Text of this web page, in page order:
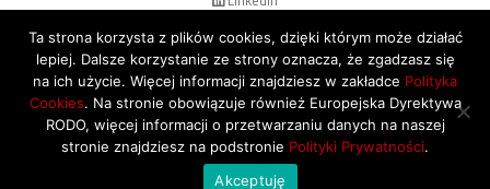
© 2026 Copyright by SiegStar. All rights
reserved
Regulamin Shipping
Ta strona korzysta z plików cookies, dzięki którym może działać
lepiej. Dalsze korzystanie ze strony oznacza, że zgadzasz się
na ich użycie. Więcej informacji znajdziesz w zakładce Polityka
Cookies. Na stronie obowiązuje również Europejska Dyrektywa
RODO, więcej informacji o przetwarzaniu danych na naszej
stronie znajdziesz na podstronie Polityki Prywatności.
Akceptuję